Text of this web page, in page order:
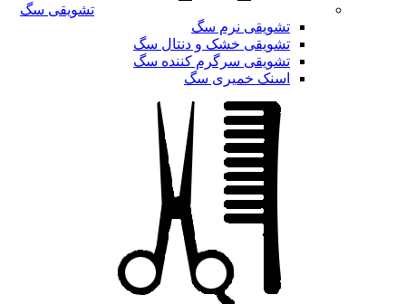
تشویقی سگ
تشویقی نرم سگ
تشویقی خشک و دنتال سگ
تشویقی سرگرم کننده سگ
اسنک خمیری سگ